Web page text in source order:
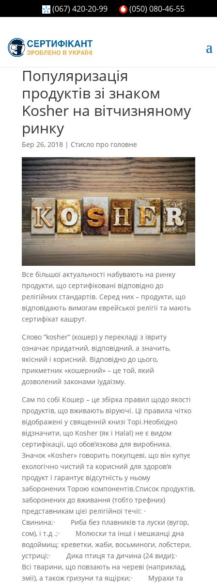
(067) 420-20-99 (050) 080-46-55
Популяризація
продуктів зі знаком
Kosher на вітчизняному
ринку
Бер 26, 2018| Стисло про головне
Все більшої актуальності набувають на ринку
продукти, що сертифіковані відповідно до
релігійних стандартів. Серед них – продукти, що
відповідають вимогам єврейської релігії та мають
сертифікат кашрут.
Слово “kosher” (кошер) у перекладі з івриту
означає придатний, відповідний, а значить,
якісний і корисний. Відповідно до цього,
прикметник «кошерний» – це той, який
дозволений законами іудаїзму.
Сам по собі Кошер – це збірка правил щодо якості
продуктів, що вживають віруючі. Ці правила чітко
відображені у священній книзі Торі.Необхідно
відзначити, що Kosher (як і Halal) не є видом
сертифікації, що обов’язкова для виробника.
Значок «Kosher» говорить покупцеві, що він купує
екологічно чистий та корисний для здоров’я
продукт і гарантує відсутність у ньому
заборонених Торою компонентів.Список продуктів,
заборонених до вживання (тобто трефних)
представникам цієї релігійної течії: ·
Свинина;· Риба без плавників та луски (вугор,
сом), і т.д .;· Молюски та інші і мешканці дна
водоймищ: креветки, жаби, восьминоги, лобстери,
устриці;· Дика птиця та дичина (24 види);·
Всі тварини, що повзають на череві (наприклад,
змії), а також гризуни та ящірки;· Мурахи та